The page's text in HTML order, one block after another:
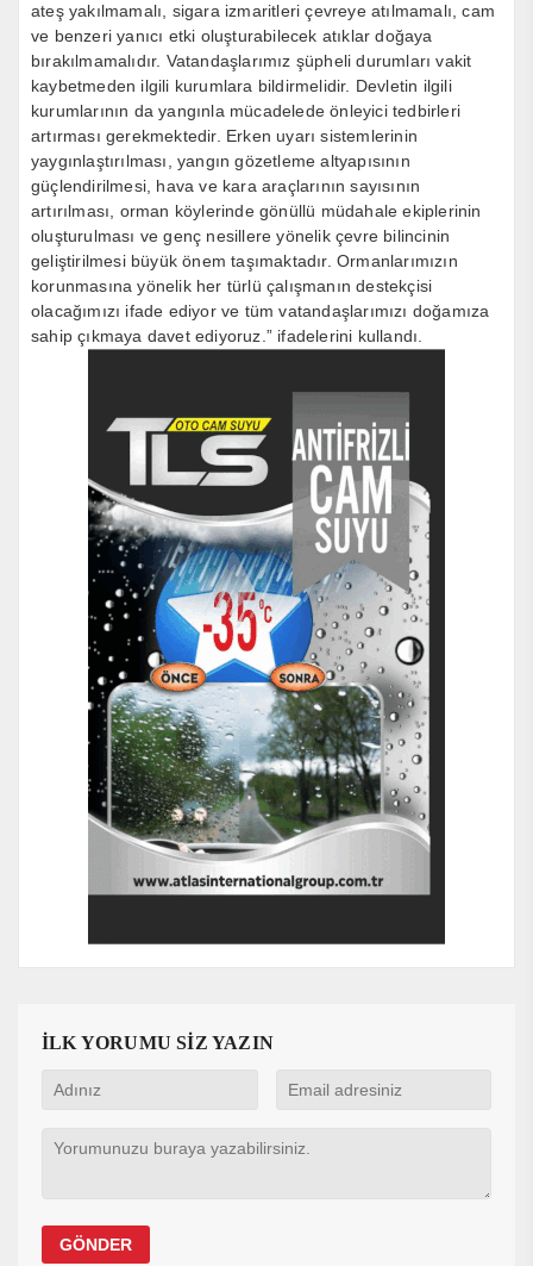
ateş yakılmamalı, sigara izmaritleri çevreye atılmamalı, cam
ve benzeri yanıcı etki oluşturabilecek atıklar doğaya
bırakılmamalıdır. Vatandaşlarımız şüpheli durumları vakit
kaybetmeden ilgili kurumlara bildirmelidir. Devletin ilgili
kurumlarının da yangınla mücadelede önleyici tedbirleri
artırması gerekmektedir. Erken uyarı sistemlerinin
yaygınlaştırılması, yangın gözetleme altyapısının
güçlendirilmesi, hava ve kara araçlarının sayısının
artırılması, orman köylerinde gönüllü müdahale ekiplerinin
oluşturulması ve genç nesillere yönelik çevre bilincinin
geliştirilmesi büyük önem taşımaktadır. Ormanlarımızın
korunmasına yönelik her türlü çalışmanın destekçisi
olacağımızı ifade ediyor ve tüm vatandaşlarımızı doğamıza
sahip çıkmaya davet ediyoruz.” ifadelerini kullandı.
İLK YORUMU SİZ YAZIN